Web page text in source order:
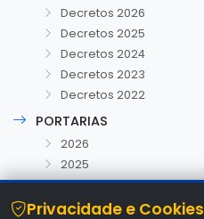
Decretos 2026
Decretos 2025
Decretos 2024
Decretos 2023
Decretos 2022
PORTARIAS
2026
2025
Privacidade e Cookies